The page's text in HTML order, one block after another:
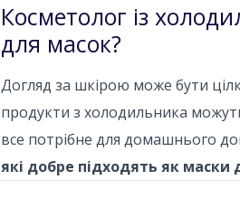
Косметолог із
для масок?
Догляд за шкірою може бути
продукти з холодильника
все потрібне для домашнього
які добре підходять як